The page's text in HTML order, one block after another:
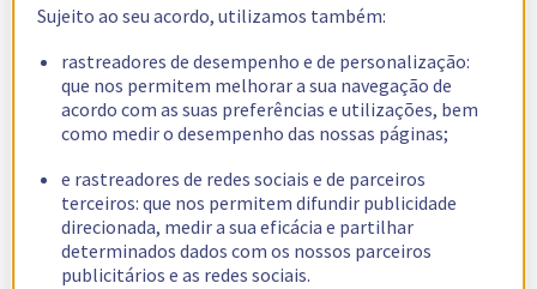
Sujeito ao seu acordo, utilizamos também:
rastreadores de desempenho e de personalização:
que nos permitem melhorar a sua navegação de
acordo com as suas preferências e utilizações, bem
como medir o desempenho das nossas páginas;
e rastreadores de redes sociais e de parceiros
terceiros: que nos permitem difundir publicidade
direcionada, medir a sua eficácia e partilhar
determinados dados com os nossos parceiros
publicitários e as redes sociais.